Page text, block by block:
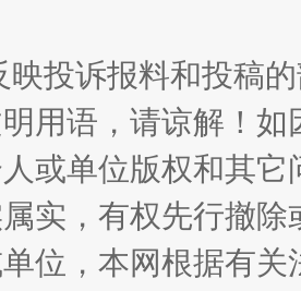
映投诉报料和投稿
用语，请谅解！
或单位版权和其它
实，有权先行撤
位，本网根据有